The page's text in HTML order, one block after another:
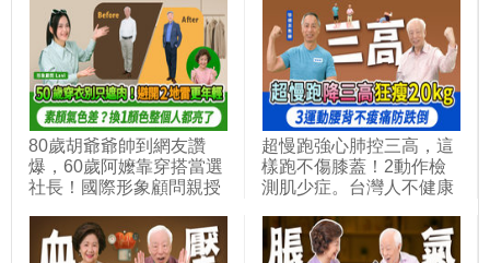
早餐豆漿這個味，按2穴
＋搓腰1處，喝安神止煩
湯，一夜好眠不靠吃藥｜
胡乃文開講_352
敲這裡＋3穴位，補腎通
經絡穩血壓。1張紙讓腳
升溫8度，5種發熱食物，
手腳都暖起來｜胡乃文開
講Dr.HU_331
80歲胡爺爺帥到網友讚
爆，60歲阿嬤靠穿搭當選
社長！國際形象顧問親授
避開這3件事，讓你顯老
又窮酸！1招教你分辨冷
超慢跑強心肺控三高，這
樣跑不傷膝蓋！2動作檢
測肌少症。台灣人不健康
運動防跌倒，熟齡運動要
避免1錯誤。等長收縮降